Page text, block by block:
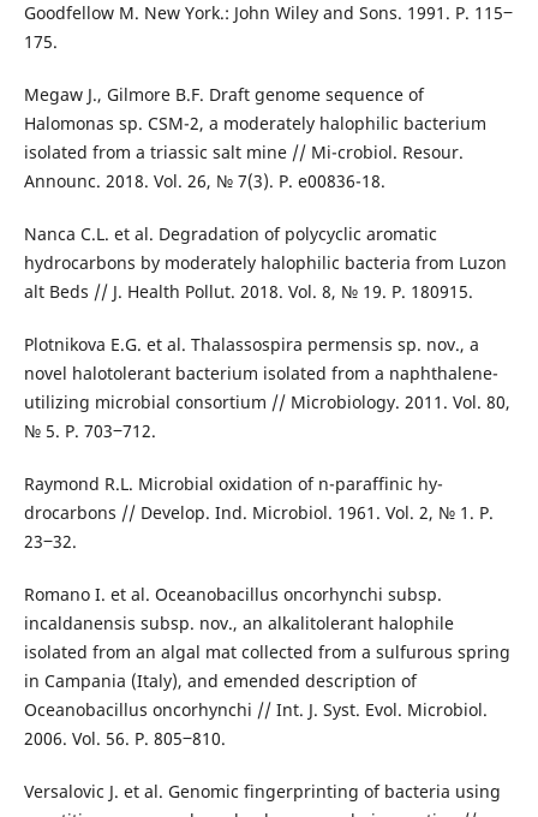
Goodfellow M. New York.: John Wiley and Sons. 1991. P. 115‒
175.
Megaw J., Gilmore B.F. Draft genome sequence of
Halomonas sp. CSM-2, a moderately halophilic bacterium
isolated from a triassic salt mine // Mi-crobiol. Resour.
Announc. 2018. Vol. 26, № 7(3). P. e00836-18.
Nanca C.L. et al. Degradation of polycyclic aromatic
hydrocarbons by moderately halophilic bacteria from Luzon
alt Beds // J. Health Pollut. 2018. Vol. 8, № 19. P. 180915.
Plotnikova E.G. et al. Thalassospira permensis sp. nov., a
novel halotolerant bacterium isolated from a naphthalene-
utilizing microbial consortium // Microbiology. 2011. Vol. 80,
№ 5. Р. 703‒712.
Raymond R.L. Microbial oxidation of n-paraffinic hy-
drocarbons // Develop. Ind. Microbiol. 1961. Vol. 2, № 1. P.
23‒32.
Romano I. et al. Oceanobacillus oncorhynchi subsp.
incaldanensis subsp. nov., an alkalitolerant halophile
isolated from an algal mat collected from a sulfurous spring
in Campania (Italy), and emended description of
Oceanobacillus oncorhynchi // Int. J. Syst. Evol. Microbiol.
2006. Vol. 56. P. 805‒810.
Versalovic J. et al. Genomic fingerprinting of bacteria using